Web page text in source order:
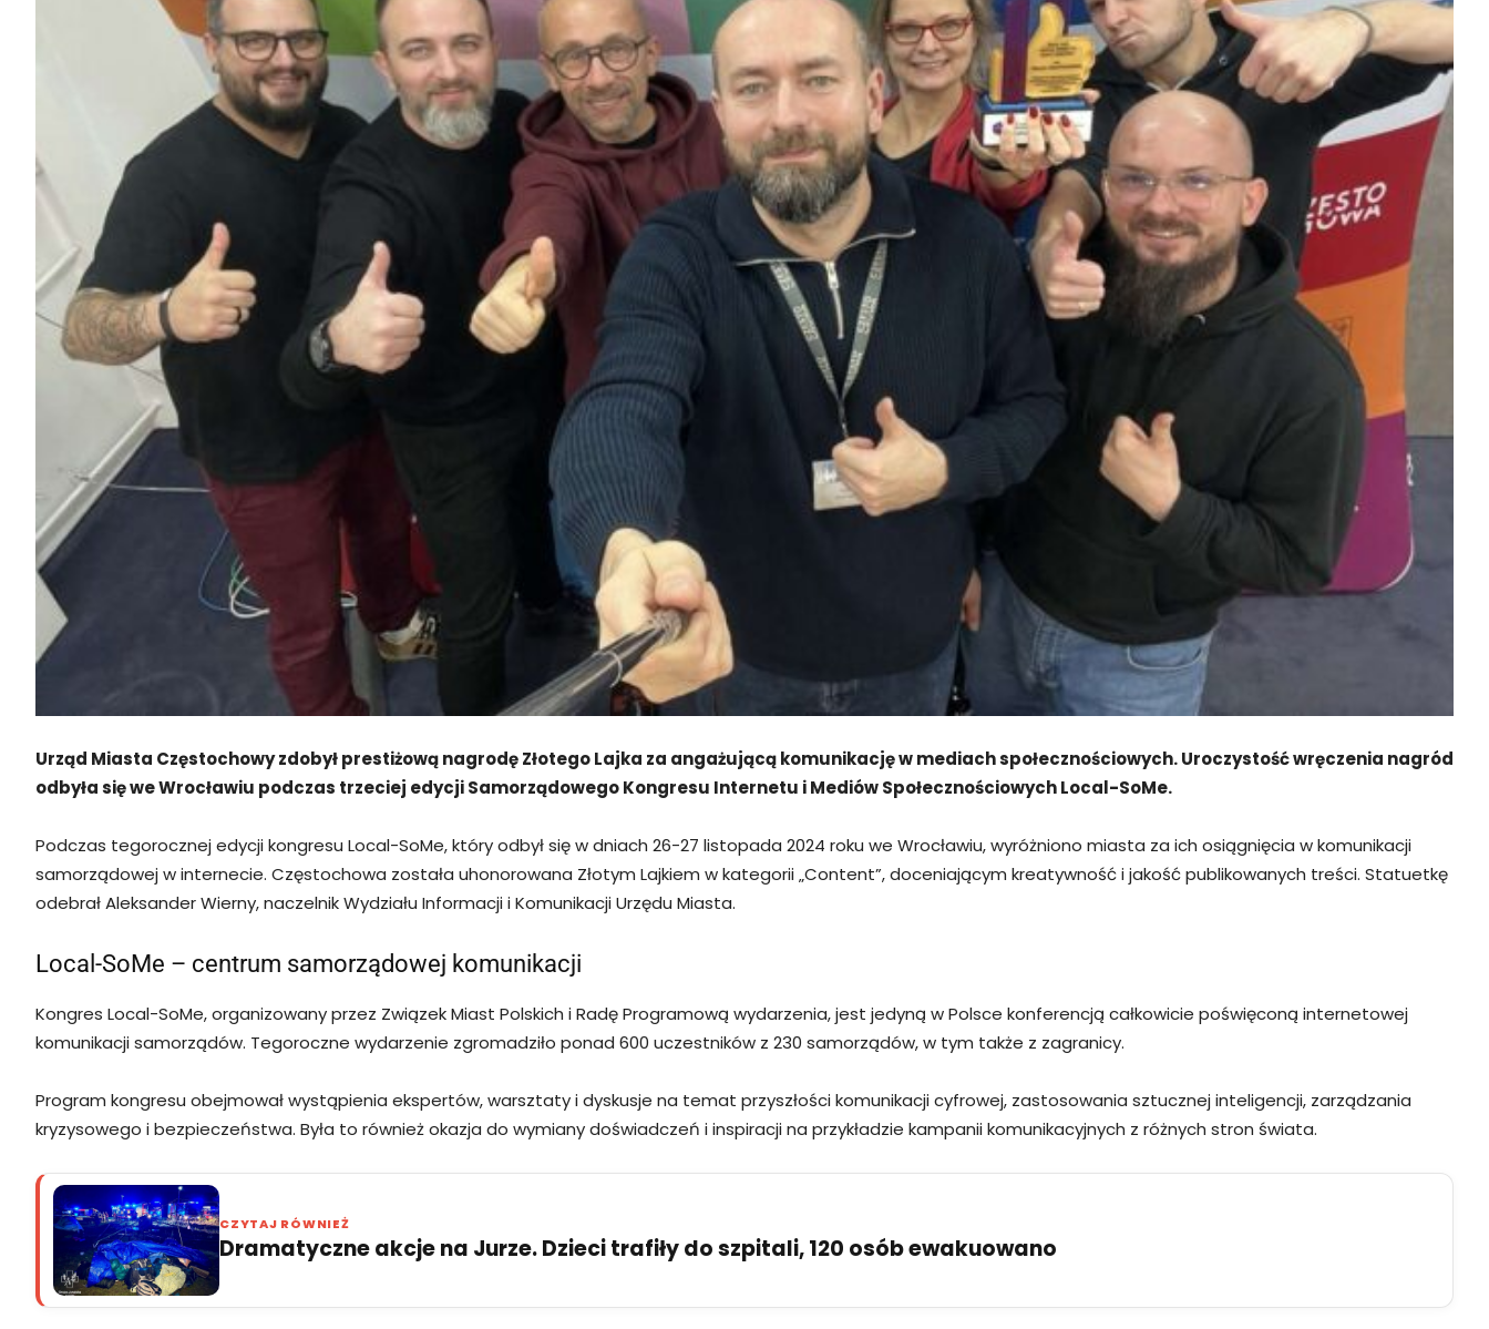
Urząd Miasta Częstochowy zdobył prestiżową nagrodę Złotego Lajka za angażującą komunikację w mediach społecznościowych. Uroczystość wręczenia nagród
odbyła się we Wrocławiu podczas trzeciej edycji Samorządowego Kongresu Internetu i Mediów Społecznościowych Local-SoMe.
Podczas tegorocznej edycji kongresu Local-SoMe, który odbył się w dniach 26-27 listopada 2024 roku we Wrocławiu, wyróżniono miasta za ich osiągnięcia w komunikacji
samorządowej w internecie. Częstochowa została uhonorowana Złotym Lajkiem w kategorii „Content”, doceniającym kreatywność i jakość publikowanych treści. Statuetkę
odebrał Aleksander Wierny, naczelnik Wydziału Informacji i Komunikacji Urzędu Miasta.
Local-SoMe – centrum samorządowej komunikacji
Kongres Local-SoMe, organizowany przez Związek Miast Polskich i Radę Programową wydarzenia, jest jedyną w Polsce konferencją całkowicie poświęconą internetowej
komunikacji samorządów. Tegoroczne wydarzenie zgromadziło ponad 600 uczestników z 230 samorządów, w tym także z zagranicy.
Program kongresu obejmował wystąpienia ekspertów, warsztaty i dyskusje na temat przyszłości komunikacji cyfrowej, zastosowania sztucznej inteligencji, zarządzania
kryzysowego i bezpieczeństwa. Była to również okazja do wymiany doświadczeń i inspiracji na przykładzie kampanii komunikacyjnych z różnych stron świata.
CZYTAJ RÓWNIEŻ
Dramatyczne akcje na Jurze. Dzieci trafiły do szpitali, 120 osób ewakuowano